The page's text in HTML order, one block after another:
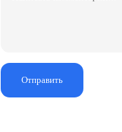
Отправить